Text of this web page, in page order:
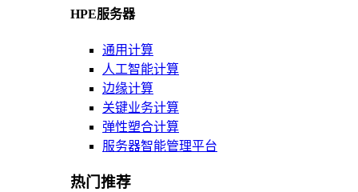
HPE服务器
通用计算
人工智能计算
边缘计算
关键业务计算
弹性塑合计算
服务器智能管理平台
热门推荐